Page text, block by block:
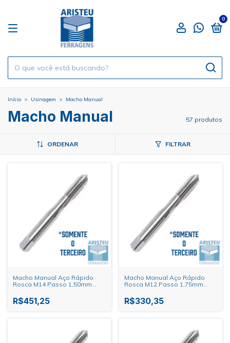
0
Início > Usinagem > Macho Manual
Macho Manual 57 produtos
ORDENAR FILTRAR
Macho Manual Aço Rápido
Rosca M14 Passo 1,50mm
R$451,25
Macho Manual Aço Rápido
Rosca M12 Passo 1,75mm
R$330,35